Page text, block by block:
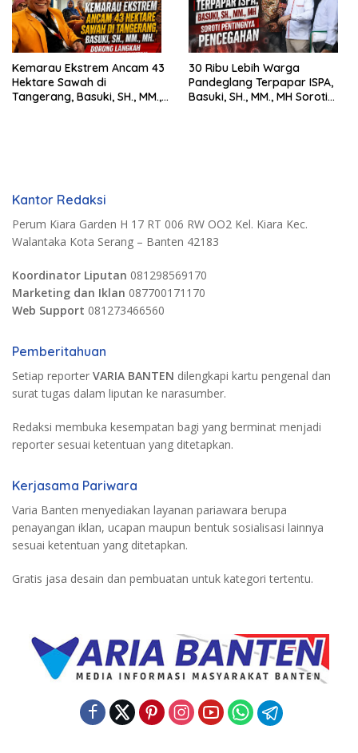
Kemarau Ekstrem Ancam 43
Hektare Sawah di
Tangerang, Basuki, SH., MM.,
30 Ribu Lebih Warga
Pandeglang Terpapar ISPA,
Basuki, SH., MM., MH Soroti
Kantor Redaksi
Perum Kiara Garden H 17 RT 006 RW OO2 Kel. Kiara Kec.
Walantaka Kota Serang – Banten 42183
Koordinator Liputan 081298569170
Marketing dan Iklan 087700171170
Web Support 081273466560
Pemberitahuan
Setiap reporter VARIA BANTEN dilengkapi kartu pengenal dan
surat tugas dalam liputan ke narasumber.
Redaksi membuka kesempatan bagi yang berminat menjadi
reporter sesuai ketentuan yang ditetapkan.
Kerjasama Pariwara
Varia Banten menyediakan layanan pariawara berupa
penayangan iklan, ucapan maupun bentuk sosialisasi lainnya
sesuai ketentuan yang ditetapkan.
Gratis jasa desain dan pembuatan untuk kategori tertentu.